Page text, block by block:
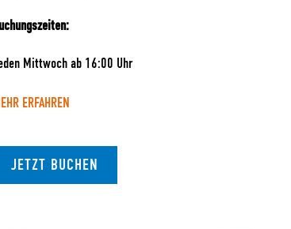
Mittwoch ab 16:00 Uhr
ERFAHREN
JETZT BUCHEN